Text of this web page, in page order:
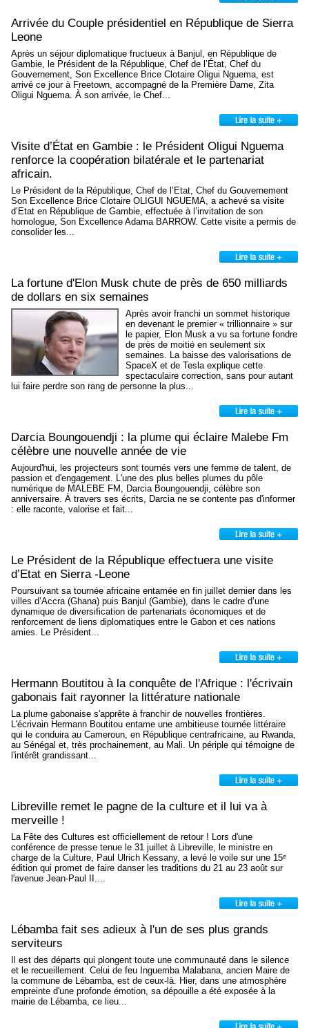
Arrivée du Couple présidentiel en République de Sierra
Leone
Après un séjour diplomatique fructueux à Banjul, en République de
Gambie, le Président de la République, Chef de l’État, Chef du
Gouvernement, Son Excellence Brice Clotaire Oligui Nguema, est
arrivé ce jour à Freetown, accompagné de la Première Dame, Zita
Oligui Nguema. À son arrivée, le Chef...
Visite d’État en Gambie : le Président Oligui Nguema
renforce la coopération bilatérale et le partenariat
africain.
Le Président de la République, Chef de l’Etat, Chef du Gouvernement
Son Excellence Brice Clotaire OLIGUI NGUEMA, a achevé sa visite
d’Etat en République de Gambie, effectuée à l’invitation de son
homologue, Son Excellence Adama BARROW. Cette visite a permis de
consolider les...
La fortune d'Elon Musk chute de près de 650 milliards
de dollars en six semaines
Après avoir franchi un sommet historique
en devenant le premier « trillionnaire » sur
le papier, Elon Musk a vu sa fortune fondre
de près de moitié en seulement six
semaines. La baisse des valorisations de
SpaceX et de Tesla explique cette
spectaculaire correction, sans pour autant
lui faire perdre son rang de personne la plus...
Darcia Boungouendji : la plume qui éclaire Malebe Fm
célèbre une nouvelle année de vie
Aujourd'hui, les projecteurs sont tournés vers une femme de talent, de
passion et d'engagement. L'une des plus belles plumes du pôle
numérique de MALEBE FM, Darcia Boungouendji, célèbre son
anniversaire. À travers ses écrits, Darcia ne se contente pas d'informer
: elle raconte, valorise et fait...
Le Président de la République effectuera une visite
d’Etat en Sierra -Leone
Poursuivant sa tournée africaine entamée en fin juillet dernier dans les
villes d’Accra (Ghana) puis Banjul (Gambie), dans le cadre d’une
dynamique de diversification de partenariats économiques et de
renforcement de liens diplomatiques entre le Gabon et ces nations
amies. Le Président...
Hermann Boutitou à la conquête de l'Afrique : l'écrivain
gabonais fait rayonner la littérature nationale
La plume gabonaise s'apprête à franchir de nouvelles frontières.
L'écrivain Hermann Boutitou entame une ambitieuse tournée littéraire
qui le conduira au Cameroun, en République centrafricaine, au Rwanda,
au Sénégal et, très prochainement, au Mali. Un périple qui témoigne de
l'intérêt grandissant...
Libreville remet le pagne de la culture et il lui va à
merveille !
La Fête des Cultures est officiellement de retour ! Lors d'une
conférence de presse tenue le 31 juillet à Libreville, le ministre en
charge de la Culture, Paul Ulrich Kessany, a levé le voile sur une 15ᵉ
édition qui promet de faire danser les traditions du 21 au 23 août sur
l'avenue Jean-Paul II....
Lébamba fait ses adieux à l'un de ses plus grands
serviteurs
Il est des départs qui plongent toute une communauté dans le silence
et le recueillement. Celui de feu Inguemba Malabana, ancien Maire de
la commune de Lébamba, est de ceux-là. Hier, dans une atmosphère
empreinte d'une profonde émotion, sa dépouille a été exposée à la
mairie de Lébamba, ce lieu...